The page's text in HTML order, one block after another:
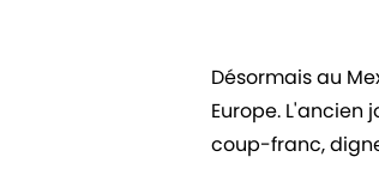
Désormais au
Europe. L'ancien
coup-franc,